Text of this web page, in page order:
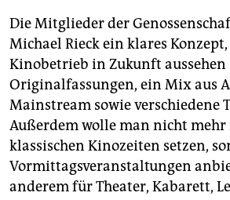
Die Mitglieder der
Michael Rieck ein klares
Kinobetrieb in Zukunft
Originalfassungen, ein Mix aus
Mainstream sowie verschiedene
Außerdem wolle man nicht
klassischen Kinozeiten setzen,
Vormittagsveranstaltungen
anderem für Theater, Kabarett,